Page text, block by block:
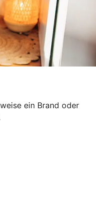
ein Brand oder